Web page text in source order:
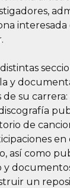
interesada
y
su carrera:
de
en
así como
un